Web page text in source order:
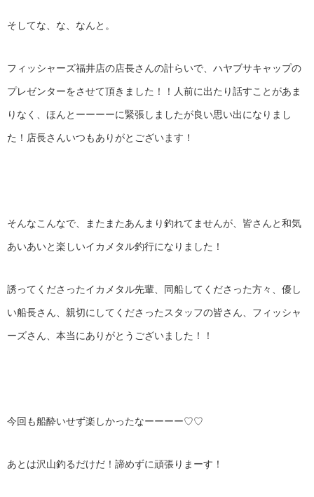
そしてな、な、なんと。
フィッシャーズ福井店の店長さんの計らいで、ハヤブサキャップの
プレゼンターをさせて頂きました！！人前に出たり話すことがあま
りなく、ほんとーーーーに緊張しましたが良い思い出になりまし
た！店長さんいつもありがとございます！
そんなこんなで、またまたあんまり釣れてませんが、皆さんと和気
あいあいと楽しいイカメタル釣行になりました！
誘ってくださったイカメタル先輩、同船してくださった方々、優し
い船長さん、親切にしてくださったスタッフの皆さん、フィッシャ
ーズさん、本当にありがとうございました！！
今回も船酔いせず楽しかったなーーーー♡♡
あとは沢山釣るだけだ！諦めずに頑張りまーす！